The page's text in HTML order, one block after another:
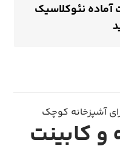
آماده نئوکلاسیک
و کابینت